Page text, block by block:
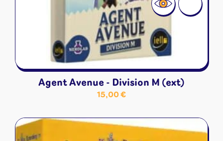
Agent Avenue - Division M (ext)
15,00€